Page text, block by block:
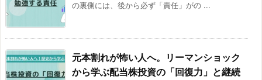
の裏側には、後から必ず「責任」がの ...
元本割れが怖い人へ。リーマンショック
から学ぶ配当株投資の「回復力」と継続